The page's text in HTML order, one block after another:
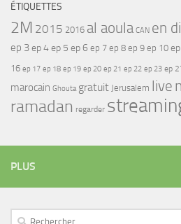
ÉTIQUETTES
2M 2015 2016 al aoula CAN en
ep 3ep 4ep 5 ep 6 ep 7 ep 8 ep 9 ep 10
16 ep 17 ep 18 ep 19 ep 20 ep 21 ep 22 ep 23 ep
marocain Ghouta gratuit Jerusalem live
ramadan regarder
PLUS
Rechercher :